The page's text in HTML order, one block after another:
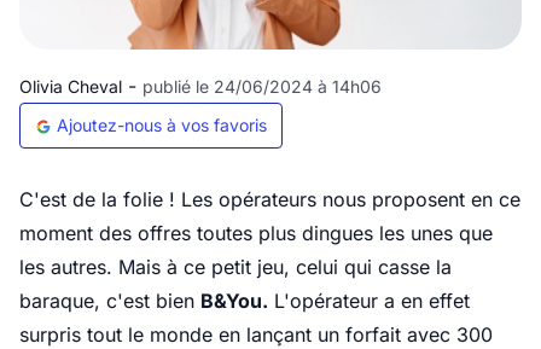
Olivia Cheval - publié le 24/06/2024 à 14h06
Ajoutez-nous à vos favoris
C'est de la folie ! Les opérateurs nous proposent en ce
moment des offres toutes plus dingues les unes que
les autres. Mais à ce petit jeu, celui qui casse la
baraque, c'est bien B&You. L'opérateur a en effet
surpris tout le monde en lançant un forfait avec 300